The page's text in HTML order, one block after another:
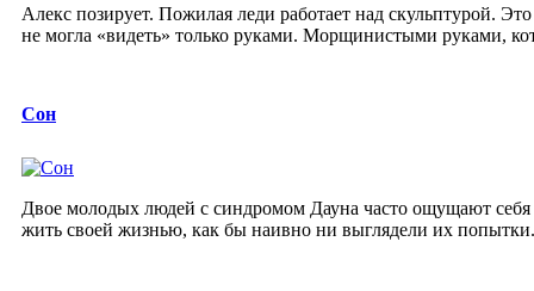
Алекс позирует. Пожилая леди работает над скульптурой.
не могла «видеть» только руками. Морщинистыми руками,
Сон
Двое молодых людей с синдромом Дауна часто ощущают
жить своей жизнью, как бы наивно ни выглядели их